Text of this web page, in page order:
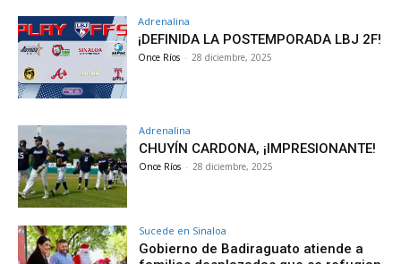
Adrenalina
¡DEFINIDA LA POSTEMPORADA LBJ 2F!
Once Ríos - 28 diciembre, 2025
Adrenalina
CHUYÍN CARDONA, ¡IMPRESIONANTE!
Once Ríos - 28 diciembre, 2025
Sucede en Sinaloa
Gobierno de Badiraguato atiende a